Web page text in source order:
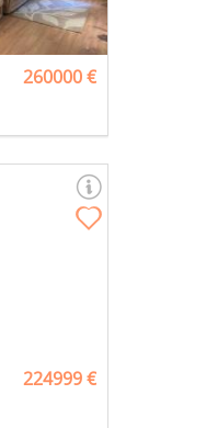
260000 €
224999 €